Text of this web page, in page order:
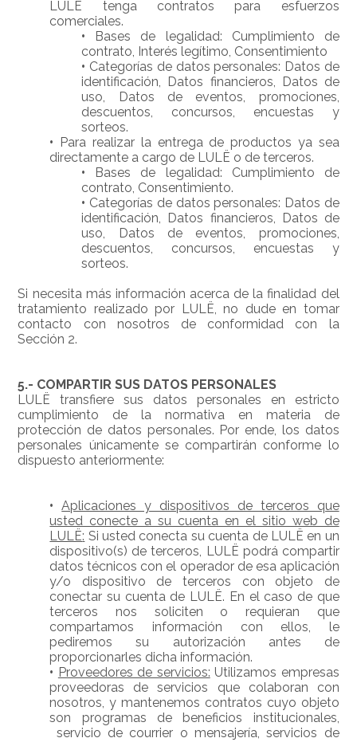
LULË tenga contratos para esfuerzos
comerciales.
• Bases de legalidad: Cumplimiento de
contrato, Interés legítimo, Consentimiento
• Categorías de datos personales: Datos de
identificación, Datos financieros, Datos de
uso, Datos de eventos, promociones,
descuentos, concursos, encuestas y
sorteos.
• Para realizar la entrega de productos ya sea
directamente a cargo de LULË o de terceros.
• Bases de legalidad: Cumplimiento de
contrato, Consentimiento.
• Categorías de datos personales: Datos de
identificación, Datos financieros, Datos de
uso, Datos de eventos, promociones,
descuentos, concursos, encuestas y
sorteos.
Si necesita más información acerca de la finalidad del
tratamiento realizado por LULË, no dude en tomar
contacto con nosotros de conformidad con la
Sección 2.
5.- COMPARTIR SUS DATOS PERSONALES
LULË transfiere sus datos personales en estricto
cumplimiento de la normativa en materia de
protección de datos personales. Por ende, los datos
personales únicamente se compartirán conforme lo
dispuesto anteriormente:
•Aplicaciones y dispositivos de terceros que
usted conecte a su cuenta en el sitio web de
LULË: Si usted conecta su cuenta de LULË en un
dispositivo(s) de terceros, LULË podrá compartir
datos técnicos con el operador de esa aplicación
y/o dispositivo de terceros con objeto de
conectar su cuenta de LULË. En el caso de que
terceros nos soliciten o requieran que
compartamos información con ellos, le
pediremos su autorización antes de
proporcionarles dicha información.
• Proveedores de servicios: Utilizamos empresas
proveedoras de servicios que colaboran con
nosotros, y mantenemos contratos cuyo objeto
son programas de beneficios institucionales,
servicio de courrier o mensajería, servicios de